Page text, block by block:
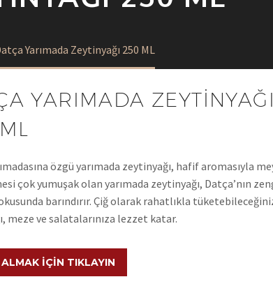
Yarımada Zeytinyağı 250 ML
YARIMADA ZEYTINYAĞI
özgü yarımada zeytinyağı, hafif aromasıyla
çok yumuşak olan yarımada zeytinyağı, Datça’nın
barındırır. Çiğ olarak rahatlıkla
meze ve salatalarınıza lezzet katar.
İÇIN TIKLAYIN